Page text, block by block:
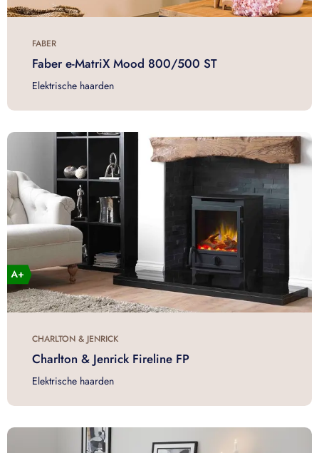
FABER
Faber e-MatriX Mood 800/500 ST
Elektrische haarden
CHARLTON & JENRICK
Charlton & Jenrick Fireline FP
Elektrische haarden